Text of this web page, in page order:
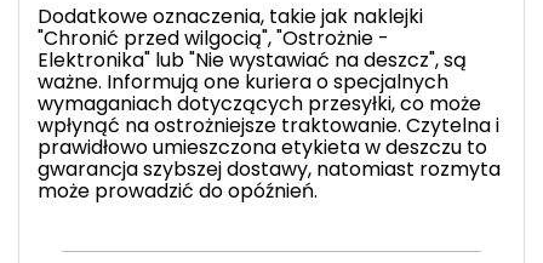
Dodatkowe oznaczenia, takie jak naklejki
"Chronić przed wilgocią", "Ostrożnie -
Elektronika" lub "Nie wystawiać na deszcz", są
ważne. Informują one kuriera o specjalnych
wymaganiach dotyczących przesyłki, co może
wpłynąć na ostrożniejsze traktowanie. Czytelna i
prawidłowo umieszczona etykieta w deszczu to
gwarancja szybszej dostawy, natomiast rozmyta
może prowadzić do opóźnień.